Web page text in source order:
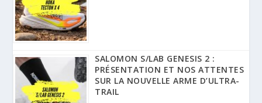
SALOMON S/LAB GENESIS 2 :
PRÉSENTATION ET NOS ATTENTES
SUR LA NOUVELLE ARME D’ULTRA-
TRAIL